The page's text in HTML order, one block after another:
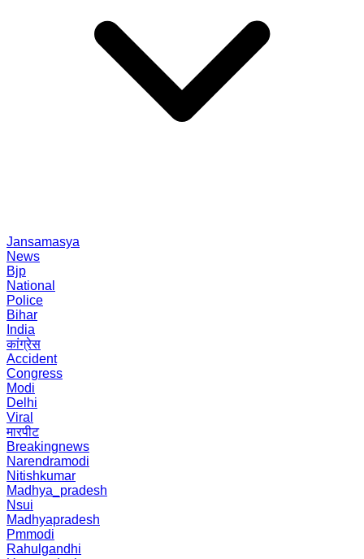
Jansamasya
News
Bjp
National
Police
Bihar
India
कांग्रेस
Accident
Congress
Modi
Delhi
Viral
मारपीट
Breakingnews
Narendramodi
Nitishkumar
Madhya_pradesh
Nsui
Madhyapradesh
Pmmodi
Rahulgandhi